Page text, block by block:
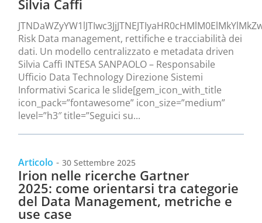
Silvia Caffi
Risk Data management, rettifiche e tracciabilità dei
dati. Un modello centralizzato e metadata driven
Silvia Caffi INTESA SANPAOLO – Responsabile
Ufficio Data Technology Direzione Sistemi
Informativi Scarica le slide[gem_icon_with_title
icon_pack=”fontawesome” icon_size=”medium”
level=”h3″ title=”Seguici su...
Articolo - 30 Settembre 2025
Irion nelle ricerche Gartner
2025: come orientarsi tra categorie
del Data Management, metriche e
use case